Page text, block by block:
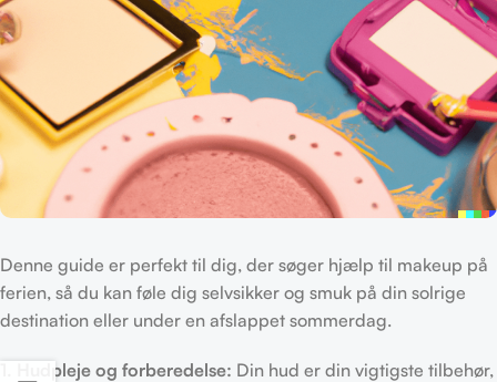
Denne guide er perfekt til dig, der søger hjælp til makeup på
ferien, så du kan føle dig selvsikker og smuk på din solrige
destination eller under en afslappet sommerdag.
1. Hudpleje og forberedelse: Din hud er din vigtigste tilbehør,